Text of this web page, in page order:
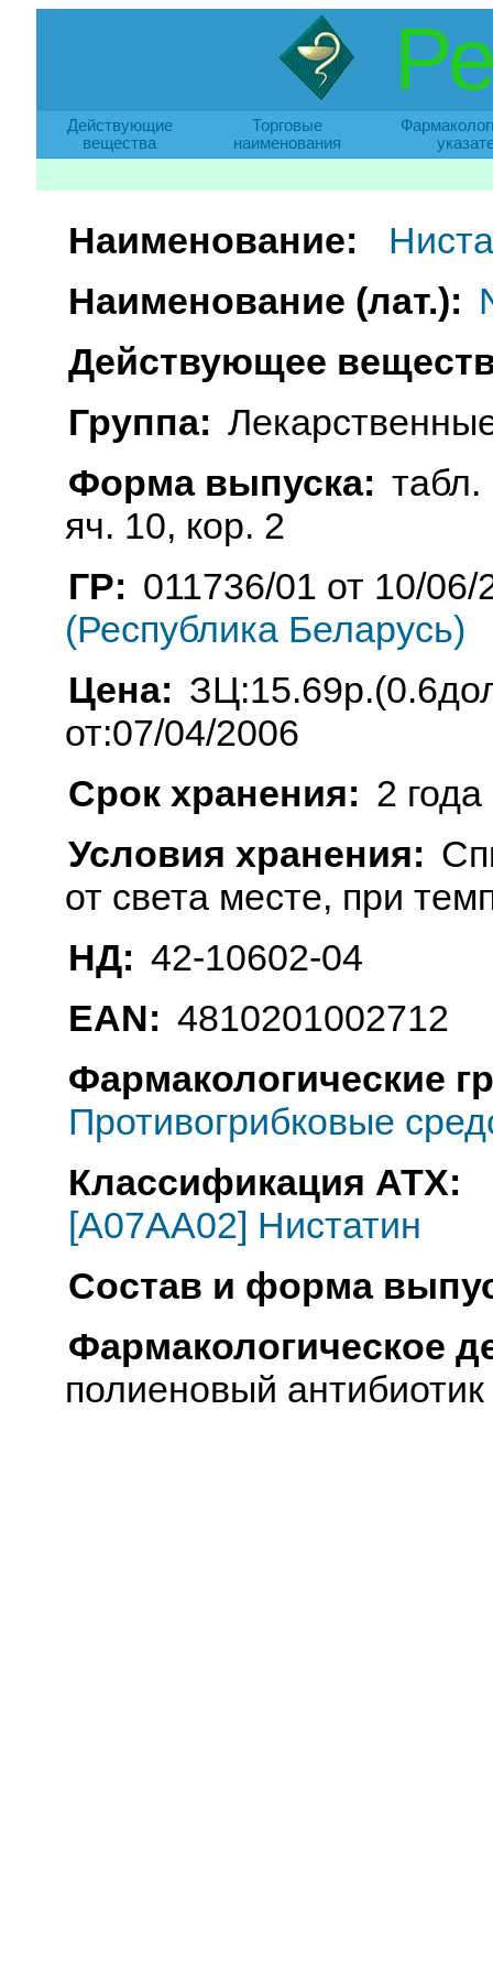
Действующие
вещества
Торговые
наименования
Наименование:
Наименование (лат.):
Действующее
Группа:
Форма выпуска: табл.
яч. 10, кор. 2
ГР: 011736/01 от 10/
(Республика Беларусь)
Цена:
от:07/04/2006
Срок хранения: 2 года
Условия хранения:
от света месте, при
НД: 42-10602-04
EAN: 4810201002712
Фармакологические
Противогрибковые
Классификация АТХ:
[A07AA02] Нистатин
Состав и форма
Фармакологическое
полиеновый антибиотик